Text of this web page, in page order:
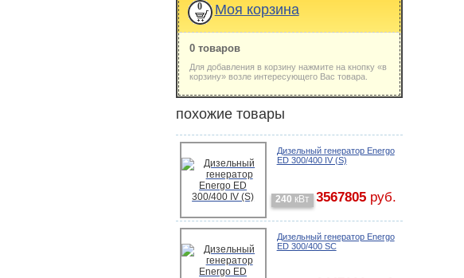
0 Моя корзина
0 товаров
Для добавления в корзину нажмите на кнопку «в
корзину» возле интересующего Вас товара.
похожие товары
Дизельный генератор Energo
ED 300/400 IV (S)
240 кВт 3567805руб.
Дизельный генератор Energo
ED 300/400 SC